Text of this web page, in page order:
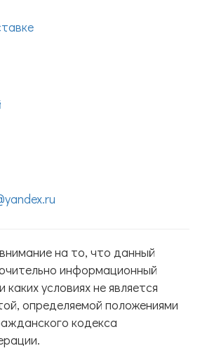
на то, что данный
информационный
каких условиях не является
определяемой положениями
кодекса